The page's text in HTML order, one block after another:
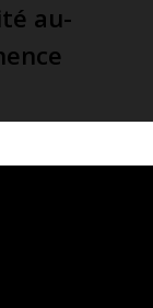
au-